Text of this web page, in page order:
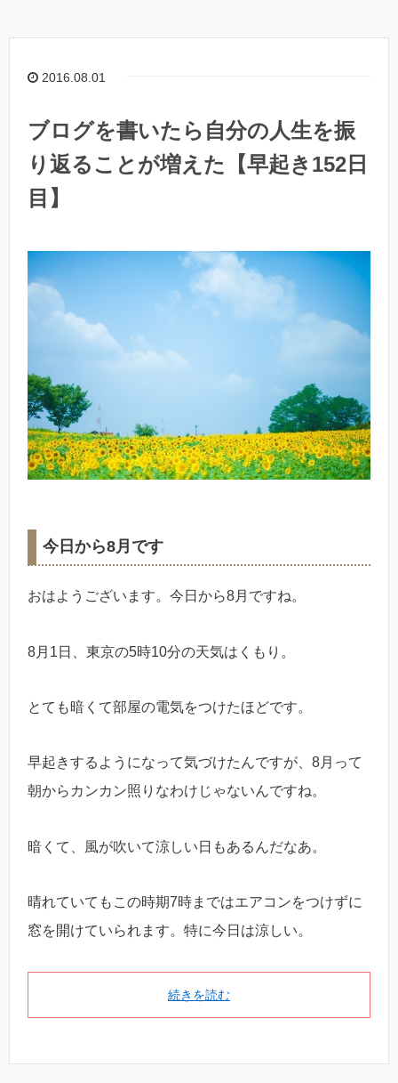
2016.08.01
ブログを書いたら自分の人生を振
り返ることが増えた【早起き152日
目】
今日から8月です
おはようございます。今日から8月ですね。
8月1日、東京の5時10分の天気はくもり。
とても暗くて部屋の電気をつけたほどです。
早起きするようになって気づけたんですが、8月って
朝からカンカン照りなわけじゃないんですね。
暗くて、風が吹いて涼しい日もあるんだなあ。
晴れていてもこの時期7時まではエアコンをつけずに
窓を開けていられます。特に今日は涼しい。
続きを読む